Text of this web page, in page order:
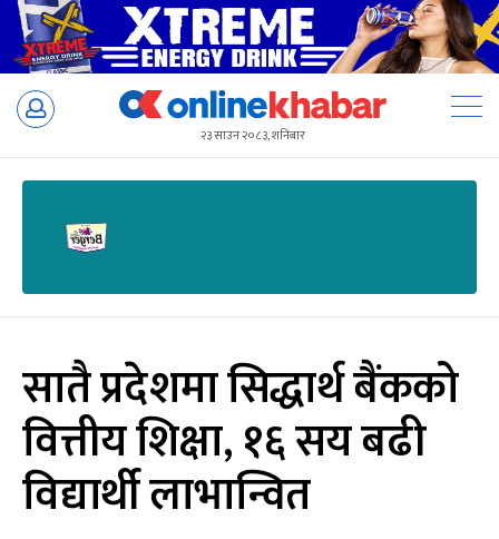
Skip
२३ साउन २०८३, शनिबार
सातै प्रदेशमा सिद्धार्थ बैंकको
वित्तीय शिक्षा, १६ सय बढी
विद्यार्थी लाभान्वित